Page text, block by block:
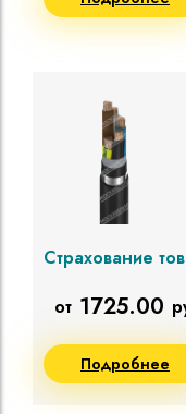
Страхование
от 1725.00
Подробнее